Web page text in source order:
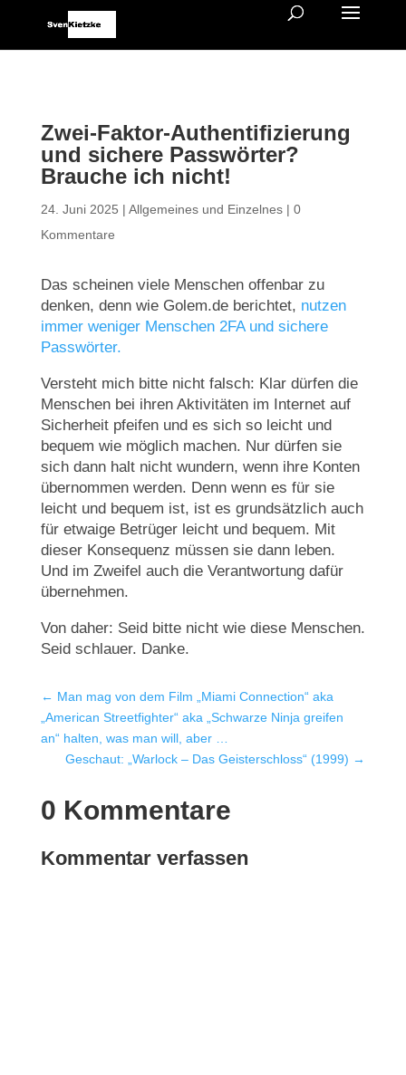
Zwei-Faktor-Authentifizierung
und sichere Passwörter?
Brauche ich nicht!
24. Juni 2025 | Allgemeines und Einzelnes| 0
Kommentare
Das scheinen viele Menschen offenbar zu
denken, denn wie Golem.de berichtet, nutzen
immer weniger Menschen 2FA und sichere
Passwörter.
Versteht mich bitte nicht falsch: Klar dürfen die
Menschen bei ihren Aktivitäten im Internet auf
Sicherheit pfeifen und es sich so leicht und
bequem wie möglich machen. Nur dürfen sie
sich dann halt nicht wundern, wenn ihre Konten
übernommen werden. Denn wenn es für sie
leicht und bequem ist, ist es grundsätzlich auch
für etwaige Betrüger leicht und bequem. Mit
dieser Konsequenz müssen sie dann leben.
Und im Zweifel auch die Verantwortung dafür
übernehmen.
Von daher: Seid bitte nicht wie diese Menschen.
Seid schlauer. Danke.
← Man mag von dem Film „Miami Connection“ aka
„American Streetfighter“ aka „Schwarze Ninja greifen
an“ halten, was man will, aber …
Geschaut: „Warlock – Das Geisterschloss“ (1999) →
0 Kommentare
Kommentar verfassen